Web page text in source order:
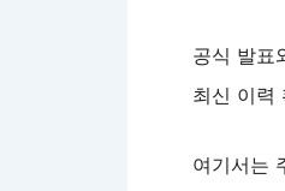
공식 발표
최신 이력
여기서는